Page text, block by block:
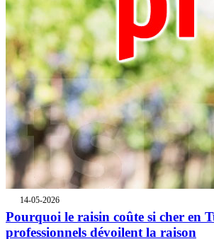
14-05-2026
Pourquoi le raisin coûte si cher en
professionnels dévoilent la raison